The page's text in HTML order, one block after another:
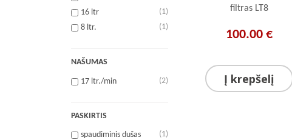
16 ltr
(1)
8 ltr.
(1)
NAŠUMAS
17 ltr./min (2)
PASKIRTIS
spaudiminis dušas (1)
filtras LT8
100.00 €
Į krepšelį